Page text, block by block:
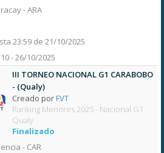
- ARA
23:59 de 21/10/2025
- 26/10/2025
III TORNEO NACIONAL G1 CARABOBO
- (Qualy)
Creado porFVT
Ranking Menores 2025 - Nacional G1
Qualy
Finalizado
- CAR